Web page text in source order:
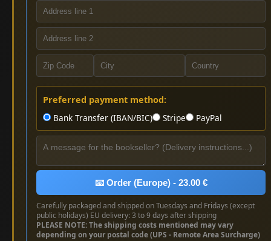
Preferred payment method:
Bank Transfer (IBAN/BIC)
Stripe PayPal
📧 Order (Europe) - 23.00 €
Carefully packaged and shipped on Tuesdays and Fridays (except
public holidays) EU delivery: 3 to 9 days after shipping
PLEASE NOTE: The shipping costs mentioned may vary
depending on your postal code (UPS - Remote Area Surcharge)